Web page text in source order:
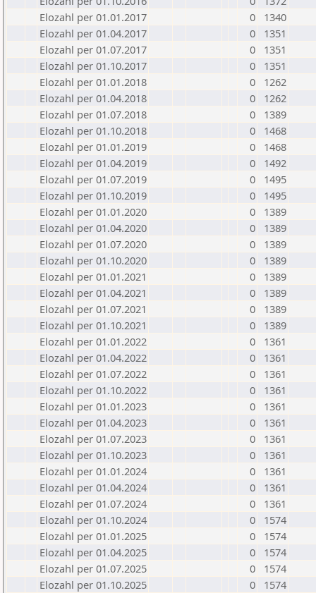
Elozahl per 01.01.2017
0
1340
Elozahl per 01.04.2017
0
1351
Elozahl per 01.07.2017
0
1351
Elozahl per 01.10.2017
0
1351
Elozahl per 01.01.2018
0
1262
Elozahl per 01.04.2018
0
1262
Elozahl per 01.07.2018
0
1389
Elozahl per 01.10.2018
0
1468
Elozahl per 01.01.2019
0
1468
Elozahl per 01.04.2019
0
1492
Elozahl per 01.07.2019
0
1495
Elozahl per 01.10.2019
0
1495
Elozahl per 01.01.2020
0
1389
Elozahl per 01.04.2020
0
1389
Elozahl per 01.07.2020
0
1389
Elozahl per 01.10.2020
0
1389
Elozahl per 01.01.2021
0
1389
Elozahl per 01.04.2021
0
1389
Elozahl per 01.07.2021
0
1389
Elozahl per 01.10.2021
0
1389
Elozahl per 01.01.2022
0
1361
Elozahl per 01.04.2022
0
1361
Elozahl per 01.07.2022
0
1361
Elozahl per 01.10.2022
0
1361
Elozahl per 01.01.2023
0
1361
Elozahl per 01.04.2023
0
1361
Elozahl per 01.07.2023
0
1361
Elozahl per 01.10.2023
0
1361
Elozahl per 01.01.2024
0
1361
Elozahl per 01.04.2024
0
1361
Elozahl per 01.07.2024
0
1361
Elozahl per 01.10.2024
0
1574
Elozahl per 01.01.2025
0
1574
Elozahl per 01.04.2025
0
1574
Elozahl per 01.07.2025
0
1574
Elozahl per 01.10.2025
0
1574